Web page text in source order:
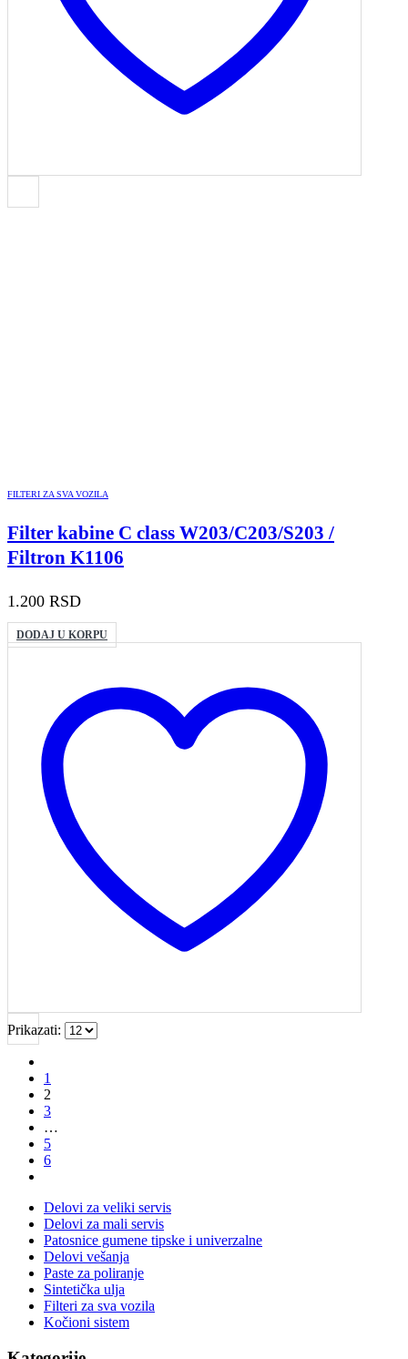
FILTERI ZA SVA VOZILA
Filter kabine C class W203/C203/S203 /
Filtron K1106
1.200 RSD
DODAJ U KORPU
Prikazati:
1
2
3
…
5
6
Delovi za veliki servis
Delovi za mali servis
Patosnice gumene tipske i univerzalne
Delovi vešanja
Paste za poliranje
Sintetička ulja
Filteri za sva vozila
Kočioni sistem